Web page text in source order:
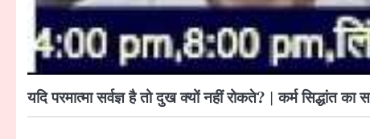
यदि परमात्मा सर्वज्ञ है तो दुख क्यों नहीं रोकते? | कर्म